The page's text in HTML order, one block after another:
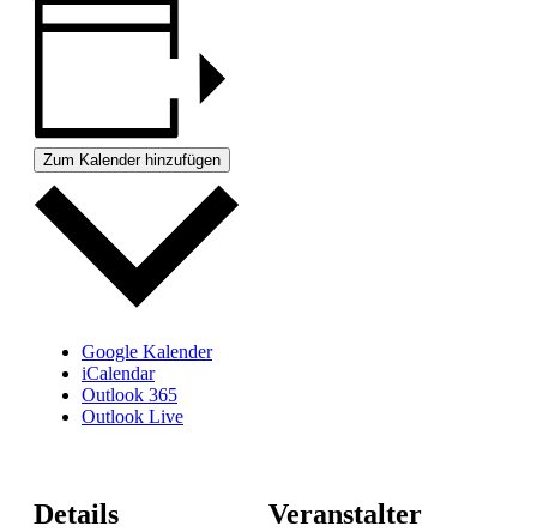
Zum Kalender hinzufügen
Google Kalender
iCalendar
Outlook 365
Outlook Live
Details Veranstalter